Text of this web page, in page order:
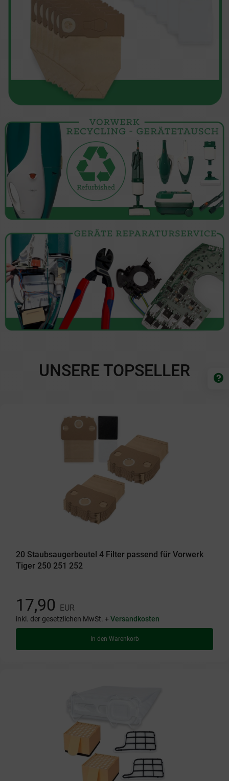
UNSERE TOPSELLER
20 Staubsaugerbeutel 4 Filter passend für Vorwerk
Tiger 250 251 252
17,90 EUR
inkl. der gesetzlichen MwSt. +Versandkosten
In den Warenkorb